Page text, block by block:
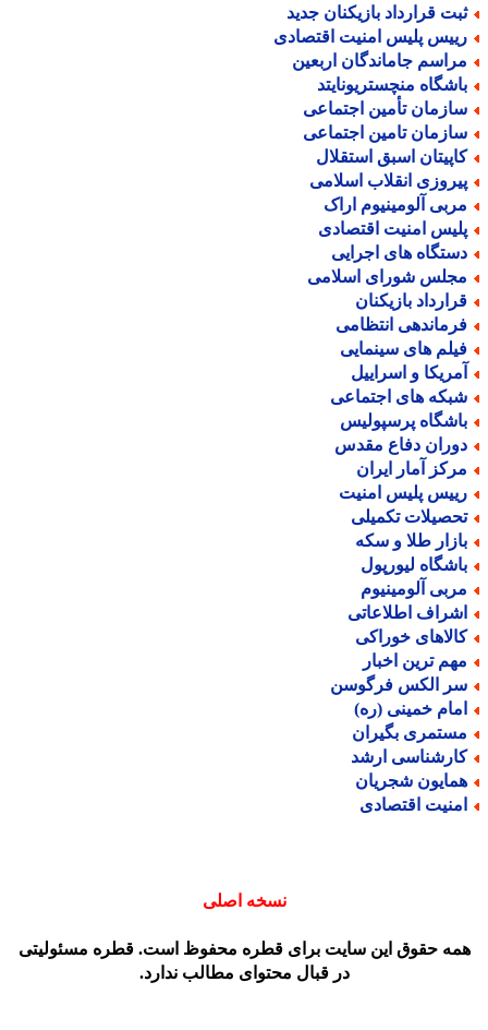
قرارداد بازیکنان جدید
پلیس امنیت اقتصادی
جاماندگان اربعین
منچستریونایتد
تأمین اجتماعی
تامین اجتماعی
اسبق استقلال
انقلاب اسلامی
آلومینیوم اراک
امنیت اقتصادی
های اجرایی
شورای اسلامی
بازیکنان
انتظامی
های سینمایی
و اسراییل
های اجتماعی
پرسپولیس
دفاع مقدس
آمار ایران
پلیس امنیت
تکمیلی
طلا و سکه
لیورپول
آلومینیوم
اطلاعاتی
خوراکی
ترین اخبار
الکس فرگوسن
خمینی (ره)
بگیران
ارشد
شجریان
اقتصادی
نسخه اصلی
حقوق این سایت برای قطره محفوظ است. قطره مسئولیتی
در قبال محتوای مطالب ندارد.